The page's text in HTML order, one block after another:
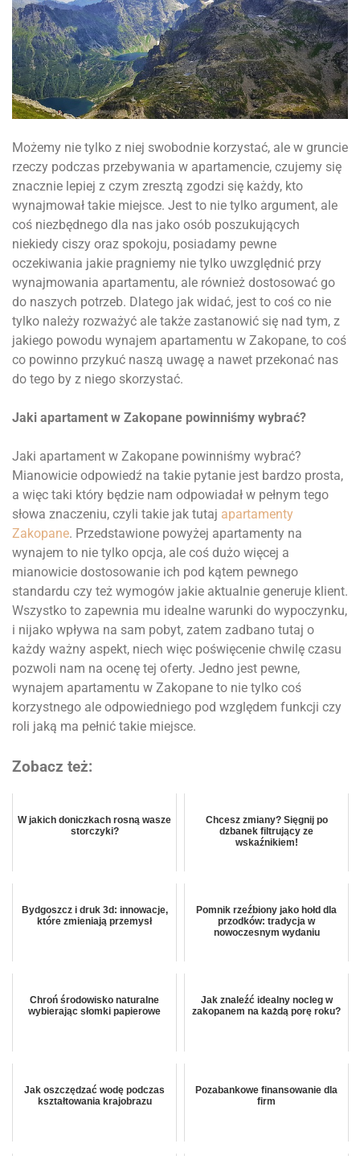
Możemy nie tylko z niej swobodnie korzystać, ale w gruncie
rzeczy podczas przebywania w apartamencie, czujemy się
znacznie lepiej z czym zresztą zgodzi się każdy, kto
wynajmował takie miejsce. Jest to nie tylko argument, ale
coś niezbędnego dla nas jako osób poszukujących
niekiedy ciszy oraz spokoju, posiadamy pewne
oczekiwania jakie pragniemy nie tylko uwzględnić przy
wynajmowania apartamentu, ale również dostosować go
do naszych potrzeb. Dlatego jak widać, jest to coś co nie
tylko należy rozważyć ale także zastanowić się nad tym, z
jakiego powodu wynajem apartamentu w Zakopane, to coś
co powinno przykuć naszą uwagę a nawet przekonać nas
do tego by z niego skorzystać.
Jaki apartament w Zakopane powinniśmy wybrać?
Jaki apartament w Zakopane powinniśmy wybrać?
Mianowicie odpowiedź na takie pytanie jest bardzo prosta,
a więc taki który będzie nam odpowiadał w pełnym tego
słowa znaczeniu, czyli takie jak tutaj apartamenty
Zakopane. Przedstawione powyżej apartamenty na
wynajem to nie tylko opcja, ale coś dużo więcej a
mianowicie dostosowanie ich pod kątem pewnego
standardu czy też wymogów jakie aktualnie generuje klient.
Wszystko to zapewnia mu idealne warunki do wypoczynku,
i nijako wpływa na sam pobyt, zatem zadbano tutaj o
każdy ważny aspekt, niech więc poświęcenie chwilę czasu
pozwoli nam na ocenę tej oferty. Jedno jest pewne,
wynajem apartamentu w Zakopane to nie tylko coś
korzystnego ale odpowiedniego pod względem funkcji czy
roli jaką ma pełnić takie miejsce.
Zobacz też:
W jakich doniczkach rosną wasze
storczyki?
Chcesz zmiany? Sięgnij po
dzbanek filtrujący ze
wskaźnikiem!
Bydgoszcz i druk 3d: innowacje,
które zmieniają przemysł
Pomnik rzeźbiony jako hołd dla
przodków: tradycja w
nowoczesnym wydaniu
Chroń środowisko naturalne
wybierając słomki papierowe
Jak znaleźć idealny nocleg w
zakopanem na każdą porę roku?
Jak oszczędzać wodę podczas
kształtowania krajobrazu
Pozabankowe finansowanie dla
firm